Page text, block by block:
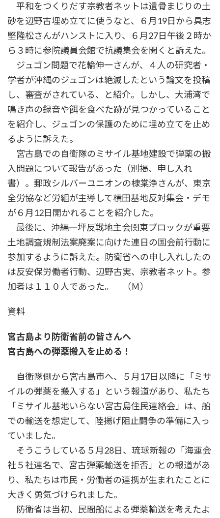
平和をつくりだす宗教者ネットは遺骨まじりの土
砂を辺野古埋め立てに使うなと、６月19日から具志
堅隆松さんがハンストに入り、６月27日午後２時か
ら３時に参院議員会館で抗議集会を開くと訴えた。
ジュゴン問題で花輪伸一さんが、４人の研究者・
学者が沖縄のジュゴンは絶滅したという論文を投稿
し、審査がされている、と紹介。しかし、大浦湾で
鳴き声の録音や餌を食べた跡が見つかっていること
を紹介し、ジュゴンの保護のために埋め立てを止め
るように訴えた。
宮古島での自衛隊のミサイル基地建設で弾薬の搬
入問題について報告があった（別掲、申し入れ
書）。郵政シルバーユニオンの棣棠浄さんが、東京
全労協など労組が主導して横田基地反対集会・デモ
が６月12日開かれることを紹介した。
最後に、沖縄一坪反戦地主会関東ブロックが重要
土地調査規制法案廃案に向けた連日の国会前行動に
参加するように訴えた。防衛省への申し入れしたの
は反安保労働者行動、辺野古実、宗教者ネット。参
加者は１１０人であった。 （Ｍ）
資料
宮古島より防衛省前の皆さんへ
宮古島への弾薬搬入を止める！
自衛隊側から宮古島市へ、５月17日以降に「ミサ
イルの弾薬を搬入する」という報道があり、私たち
「ミサイル基地いらない宮古島住民連絡会」は、船
での輸送を想定して、陸揚げ阻止闘争の準備に入っ
ていました。
そうこうしている５月28日、琉球新報の「海運会
社５社連名で、宮古弾薬輸送を拒否」との報道があ
り、私たちは市民・労働者の連携が生まれたことに
大きく勇気づけられました。
防衛省は当初、民間船による弾薬輸送を考えたよ